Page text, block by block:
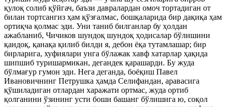
қулоқ солиб қўйгач, баъзи давралардан омоч тортадиган от
билан тортсангиз ҳам қўзғалмас, бошқаларида бир дақиқа ҳам
ортиқча қолмас эди. Уни таниб билганлар бу ҳолдан
ажабланиб, Чичиков шундоқ шундоқ ҳодисалар бўлишини
қандоқ, қанақа қилиб билди я, дебон ёқа тутамлашар; бир
бирларига, хуфиялари унга бўлажак хавф хатарлар ҳақида
шипшиб туришармикан, дегандек қарашарди. Бу жуда
бўлмағур гумон эди. Нега деганда, боёқиш Павел
Ивановичнинг Петрушка ҳамда Селифандан, аравасига
қўшиладиган отлардан харажати ортмас, жуда ортиб
қолганини ўзининг усти боши башанг бўлишига ю, соқол